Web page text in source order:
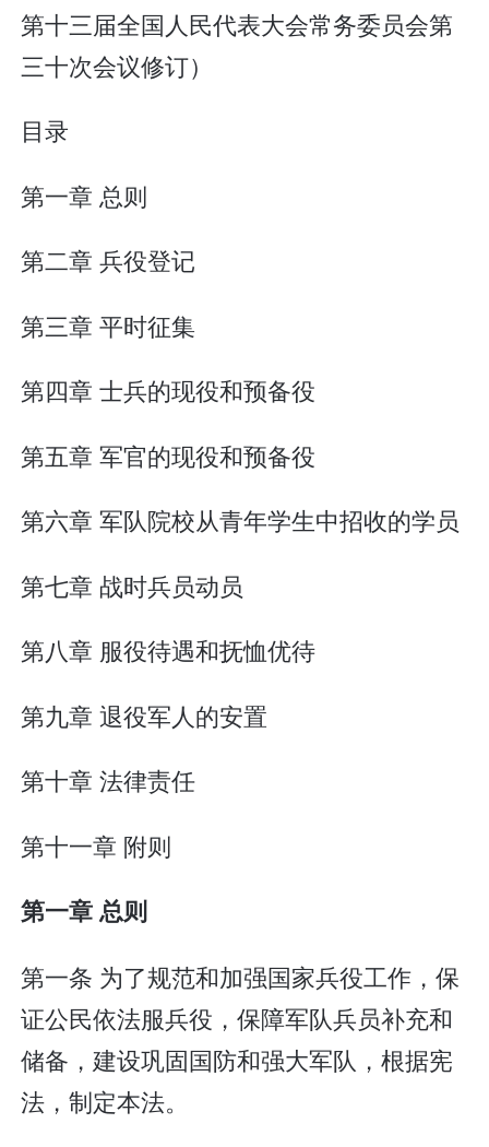
第十三届全国人民代表大会常务委员会第
三十次会议修订）
目录
第一章 总则
第二章 兵役登记
第三章 平时征集
第四章 士兵的现役和预备役
第五章 军官的现役和预备役
第六章 军队院校从青年学生中招收的学员
第七章 战时兵员动员
第八章 服役待遇和抚恤优待
第九章 退役军人的安置
第十章 法律责任
第十一章 附则
第一章 总则
第一条 为了规范和加强国家兵役工作，保
证公民依法服兵役，保障军队兵员补充和
储备，建设巩固国防和强大军队，根据宪
法，制定本法。